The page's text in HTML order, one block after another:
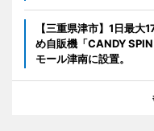
【三重県津市】1日最
め自販機「CANDY
モール津南に設置。